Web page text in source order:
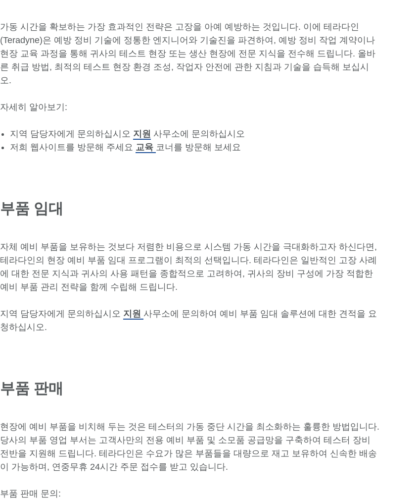
가동 시간을 확보하는 가장 효과적인 전략은 고장을 아예 예방하는 것입니다. 이에 테라다인
(Teradyne)은 예방 정비 기술에 정통한 엔지니어와 기술진을 파견하여, 예방 정비 작업 계약이나
현장 교육 과정을 통해 귀사의 테스트 현장 또는 생산 현장에 전문 지식을 전수해 드립니다. 올바
른 취급 방법, 최적의 테스트 현장 환경 조성, 작업자 안전에 관한 지침과 기술을 습득해 보십시
오.
자세히 알아보기:
지역 담당자에게 문의하십시오 지원 사무소에 문의하십시오
저희 웹사이트를 방문해 주세요 교육 코너를 방문해 보세요
부품 임대
자체 예비 부품을 보유하는 것보다 저렴한 비용으로 시스템 가동 시간을 극대화하고자 하신다면,
테라다인의 현장 예비 부품 임대 프로그램이 최적의 선택입니다. 테라다인은 일반적인 고장 사례
에 대한 전문 지식과 귀사의 사용 패턴을 종합적으로 고려하여, 귀사의 장비 구성에 가장 적합한
예비 부품 관리 전략을 함께 수립해 드립니다.
지역 담당자에게 문의하십시오 지원 사무소에 문의하여 예비 부품 임대 솔루션에 대한 견적을 요
청하십시오.
부품 판매
현장에 예비 부품을 비치해 두는 것은 테스터의 가동 중단 시간을 최소화하는 훌륭한 방법입니다.
당사의 부품 영업 부서는 고객사만의 전용 예비 부품 및 소모품 공급망을 구축하여 테스터 장비
전반을 지원해 드립니다. 테라다인은 수요가 많은 부품들을 대량으로 재고 보유하여 신속한 배송
이 가능하며, 연중무휴 24시간 주문 접수를 받고 있습니다.
부품 판매 문의: